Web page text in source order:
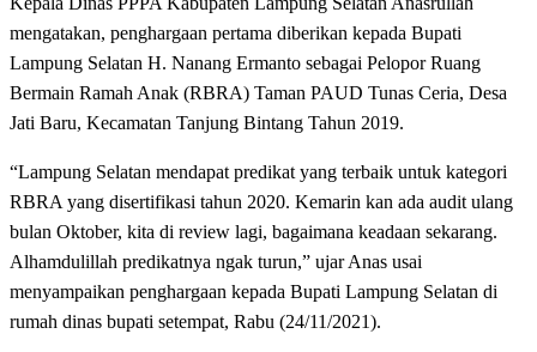
mengatakan, penghargaan pertama diberikan kepada Bupati
Lampung Selatan H. Nanang Ermanto sebagai Pelopor Ruang
Bermain Ramah Anak (RBRA) Taman PAUD Tunas Ceria, Desa
Jati Baru, Kecamatan Tanjung Bintang Tahun 2019.
“Lampung Selatan mendapat predikat yang terbaik untuk kategori
RBRA yang disertifikasi tahun 2020. Kemarin kan ada audit ulang
bulan Oktober, kita di review lagi, bagaimana keadaan sekarang.
Alhamdulillah predikatnya ngak turun,” ujar Anas usai
menyampaikan penghargaan kepada Bupati Lampung Selatan di
rumah dinas bupati setempat, Rabu (24/11/2021).